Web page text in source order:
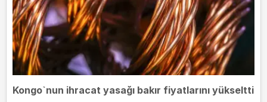
Kongo`nun ihracat yasağı bakır fiyatlarını yükseltti